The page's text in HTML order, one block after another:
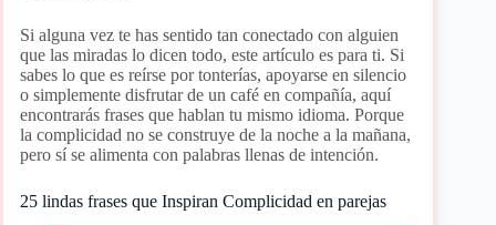
Si alguna vez te has sentido tan conectado con alguien
que las miradas lo dicen todo, este artículo es para ti. Si
sabes lo que es reírse por tonterías, apoyarse en silencio
o simplemente disfrutar de un café en compañía, aquí
encontrarás frases que hablan tu mismo idioma. Porque
la complicidad no se construye de la noche a la mañana,
pero sí se alimenta con palabras llenas de intención.
25 lindas frases que Inspiran Complicidad en parejas